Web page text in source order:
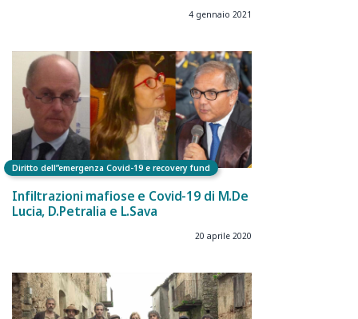
4 gennaio 2021
Diritto dell”emergenza Covid-19 e recovery fund
Infiltrazioni mafiose e Covid-19 di M.De
Lucia, D.Petralia e L.Sava
20 aprile 2020